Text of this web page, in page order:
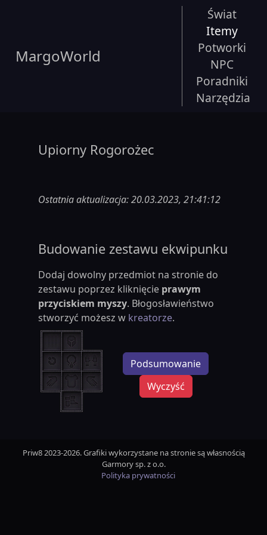
MargoWorld
Świat
Itemy
Potworki
NPC
Poradniki
Narzędzia
Upiorny Rogorożec
Ostatnia aktualizacja: 20.03.2023, 21:41:12
Budowanie zestawu ekwipunku
Dodaj dowolny przedmiot na stronie do
zestawu poprzez kliknięcie prawym
przyciskiem myszy. Błogosławieństwo
stworzyć możesz w kreatorze.
Podsumowanie
Wyczyść
Priw8 2023-2026. Grafiki wykorzystane na stronie są własnością
Garmory sp. z o.o.
Polityka prywatności